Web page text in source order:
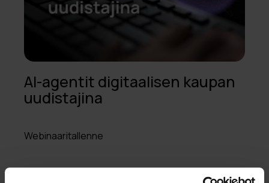
AI-agentit digitaalisen kaupan
uudistajina
Webinaaritallenne